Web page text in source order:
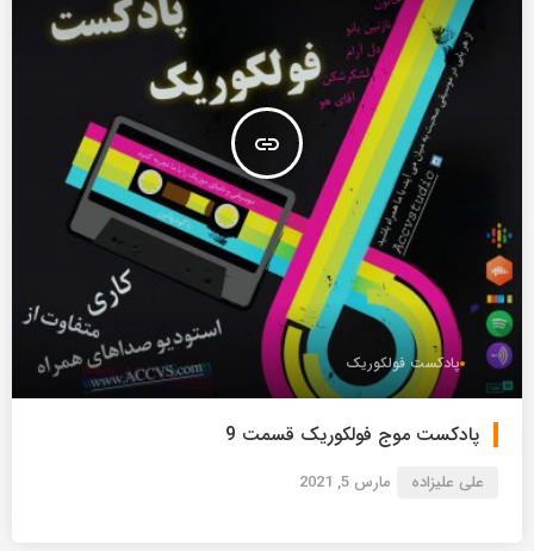
insert_link
پادکست فولکوریک
پادکست موج فولکوریک قسمت 9
علی علیزاده مارس 5, 2021